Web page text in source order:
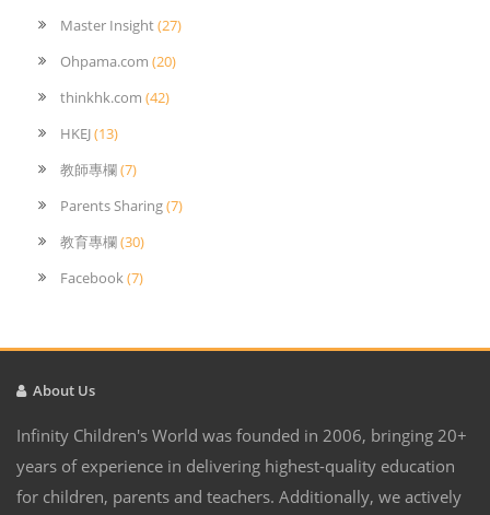
Master Insight(27)
Ohpama.com (20)
thinkhk.com (42)
HKEJ(13)
教師專欄(7)
Parents Sharing(7)
教育專欄(30)
Facebook(7)
About Us
Infinity Children's World was founded in 2006, bringing 20+
years of experience in delivering highest-quality education
for children, parents and teachers. Additionally, we actively